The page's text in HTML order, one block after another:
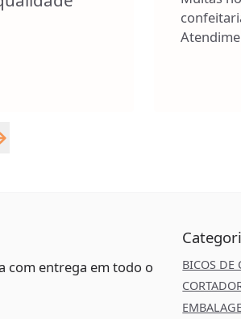
com entrega em todo o
BICOS DE